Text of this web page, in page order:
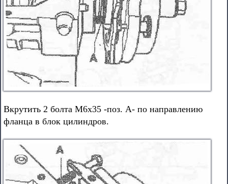
Вкрутить 2 болта М6х35 -поз. А- по направлению
фланца в блок цилиндров.